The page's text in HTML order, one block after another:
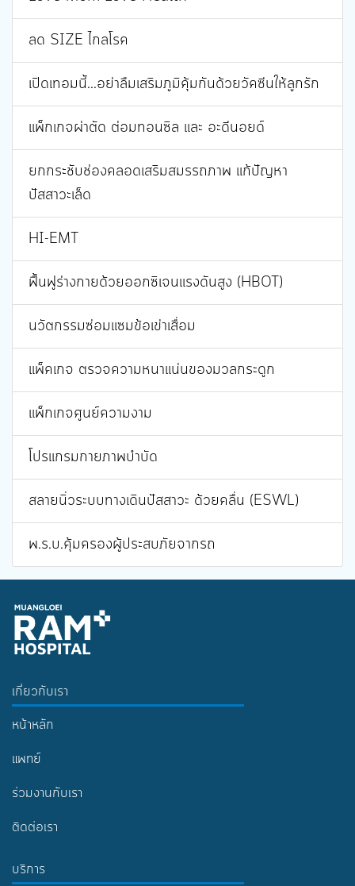
ลด SIZE ไกลโรค
เปิดเทอมนี้...อย่าลืมเสริมภูมิคุ้มกันด้วยวัคซีนให้ลูกรัก
แพ็กเกจผ่าตัด ต่อมทอนซิล และ อะดีนอยด์
ยกกระชับช่องคลอดเสริมสมรรถภาพ แก้ปัญหา
ปัสสาวะเล็ด
HI-EMT
ฟื้นฟูร่างกายด้วยออกซิเจนแรงดันสูง (HBOT)
นวัตกรรมซ่อมแซมข้อเข่าเสื่อม
แพ็คเกจ ตรวจความหนาแน่นของมวลกระดูก
แพ็กเกจศูนย์ความงาม
โปรแกรมกายภาพบำบัด
สลายนิ่วระบบทางเดินปัสสาวะ ด้วยคลื่น (ESWL)
พ.ร.บ.คุ้มครองผู้ประสบภัยจากรถ
เกี่ยวกับเรา
หน้าหลัก
แพทย์
ร่วมงานกับเรา
ติดต่อเรา
บริการ